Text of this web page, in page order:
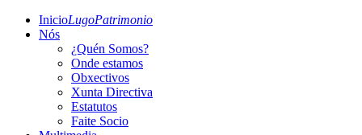
InicioLugoPatrimonio
Nós
¿Quén Somos?
Onde estamos
Obxectivos
Xunta Directiva
Estatutos
Faite Socio